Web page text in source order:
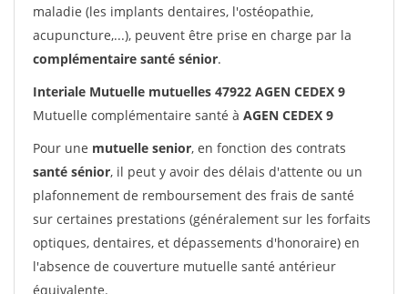
maladie (les implants dentaires, l'ostéopathie,
acupuncture,...), peuvent être prise en charge par la
complémentaire santé sénior.
Interiale Mutuelle mutuelles 47922 AGEN CEDEX 9
Mutuelle complémentaire santé à AGEN CEDEX 9
Pour une mutuelle senior, en fonction des contrats
santé sénior, il peut y avoir des délais d'attente ou un
plafonnement de remboursement des frais de santé
sur certaines prestations (généralement sur les forfaits
optiques, dentaires, et dépassements d'honoraire) en
l'absence de couverture mutuelle santé antérieur
équivalente.